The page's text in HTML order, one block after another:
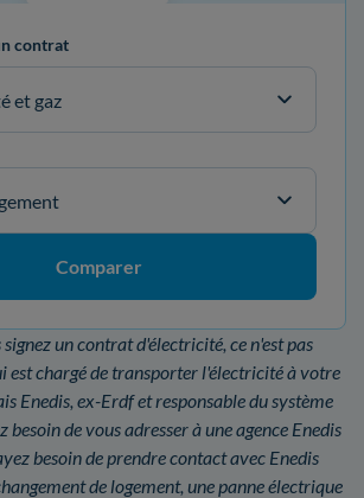
contrat
et gaz
Comparer
un contrat d'électricité, ce n'est pas
est chargé de transporter l'électricité à votre
Enedis, ex-Erdf et responsable du système
besoin de vous adresser à une agence Enedis
besoin de prendre contact avec Enedis
de logement, une panne électrique